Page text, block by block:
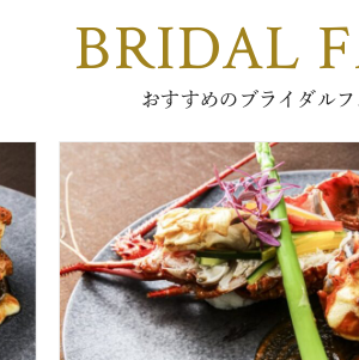
BRIDAL
おすすめのブライダルフ